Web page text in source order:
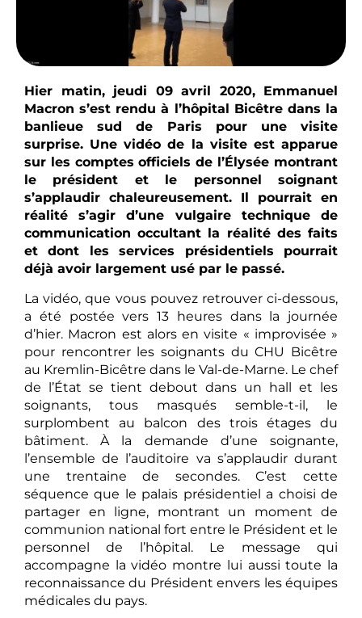
Hier matin, jeudi 09 avril 2020, Emmanuel
Macron s’est rendu à l’hôpital Bicêtre dans la
banlieue sud de Paris pour une visite
surprise. Une vidéo de la visite est apparue
sur les comptes officiels de l’Élysée montrant
le président et le personnel soignant
s’applaudir chaleureusement. Il pourrait en
réalité s’agir d’une vulgaire technique de
communication occultant la réalité des faits
et dont les services présidentiels pourrait
déjà avoir largement usé par le passé.
La vidéo, que vous pouvez retrouver ci-dessous,
a été postée vers 13 heures dans la journée
d’hier. Macron est alors en visite « improvisée »
pour rencontrer les soignants du CHU Bicêtre
au Kremlin-Bicêtre dans le Val-de-Marne. Le chef
de l’État se tient debout dans un hall et les
soignants, tous masqués semble-t-il, le
surplombent au balcon des trois étages du
bâtiment. À la demande d’une soignante,
l’ensemble de l’auditoire va s’applaudir durant
une trentaine de secondes. C’est cette
séquence que le palais présidentiel a choisi de
partager en ligne, montrant un moment de
communion national fort entre le Président et le
personnel de l’hôpital. Le message qui
accompagne la vidéo montre lui aussi toute la
reconnaissance du Président envers les équipes
médicales du pays.